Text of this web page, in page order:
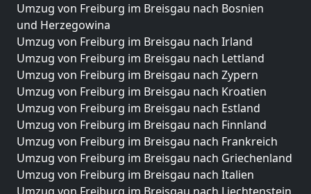
Umzug von Freiburg im Breisgau nach Bosnien
und Herzegowina
Umzug von Freiburg im Breisgau nach Irland
Umzug von Freiburg im Breisgau nach Lettland
Umzug von Freiburg im Breisgau nach Zypern
Umzug von Freiburg im Breisgau nach Kroatien
Umzug von Freiburg im Breisgau nach Estland
Umzug von Freiburg im Breisgau nach Finnland
Umzug von Freiburg im Breisgau nach Frankreich
Umzug von Freiburg im Breisgau nach Griechenland
Umzug von Freiburg im Breisgau nach Italien